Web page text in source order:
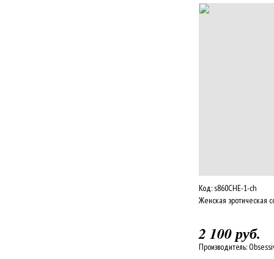
Код:s860CHE-1-ch
Женская эротическая
2 100 руб.
Производитель: